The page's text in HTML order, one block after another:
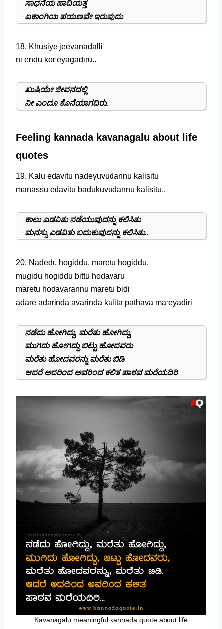
ಸಾಧನೆಯ ಹಾದಿಯತ್ತ
ಏಕಾಂಗಿಯ ಪಯಣವೇ ಇರುವುದು
18. Khusiye jeevanadalli
ni endu koneyagadiru..
ಖುಷಿಯೇ ಜೀವನದಲ್ಲಿ
ನೀ ಎಂದೂ ಕೊನೆಯಾಗದಿರು.
Feeling kannada kavanagalu about life
quotes
19. Kalu edavitu nadeyuvudannu kalisitu
manassu edavitu badukuvudannu kalisitu..
ಕಾಲು ಎಡವಿತು ನಡೆಯುವುದನ್ನು ಕಲಿಸಿತು
ಮನಸ್ಸು ಎಡವಿತು ಬದುಕುವುದನ್ನು ಕಲಿಸಿತು..
20. Nadedu hogiddu, maretu hogiddu,
mugidu hogiddu bittu hodavaru
maretu hodavarannu maretu bidi
adare adarinda avarinda kalita pathava mareyadiri
ನಡೆದು ಹೋಗಿದ್ದು, ಮರೆತು ಹೋಗಿದ್ದು,
ಮುಗಿದು ಹೋಗಿದ್ದು ಬಿಟ್ಟು ಹೋದವರು
ಮರೆತು ಹೋದವರನ್ನು ಮರೆತು ಬಿಡಿ
ಆದರೆ ಅದರಿಂದ ಅವರಿಂದ ಕಲಿತ ಪಾಠವ ಮರೆಯದಿರಿ
Kavanagalu meaningful kannada quote about life